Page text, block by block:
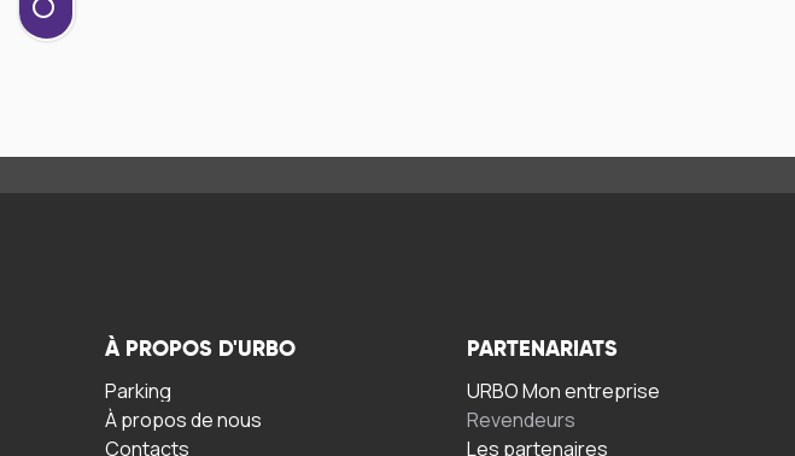
À PROPOS D'URBO
Parking
À propos de nous
Contacts
PARTENARIATS
URBO Mon entreprise
Revendeurs
Les partenaires